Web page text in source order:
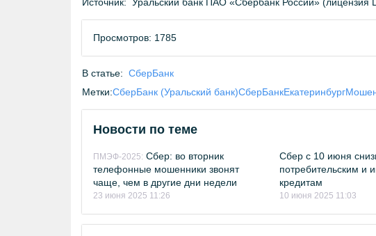
Просмотров: 1785
В статье: СберБанк
Метки:СберБанк (Уральский банк)СберБанкЕкатеринбург
Новости по теме
ПМЭФ-2025: Сбер: во вторник
телефонные мошенники звонят
чаще, чем в другие дни недели
23 июня 2025 11:26
Сбер с 10 июня
потребительским и
кредитам
10 июня 2025 11:03